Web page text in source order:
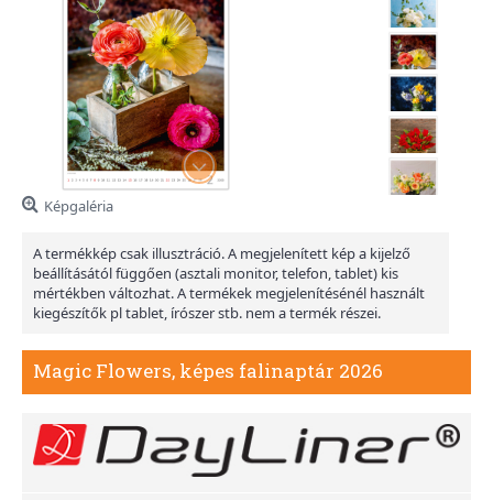
Képgaléria
A termékkép csak illusztráció. A megjelenített kép a kijelző
beállításától függően (asztali monitor, telefon, tablet) kis
mértékben változhat. A termékek megjelenítésénél használt
kiegészítők pl tablet, írószer stb. nem a termék részei.
Magic Flowers, képes falinaptár 2026